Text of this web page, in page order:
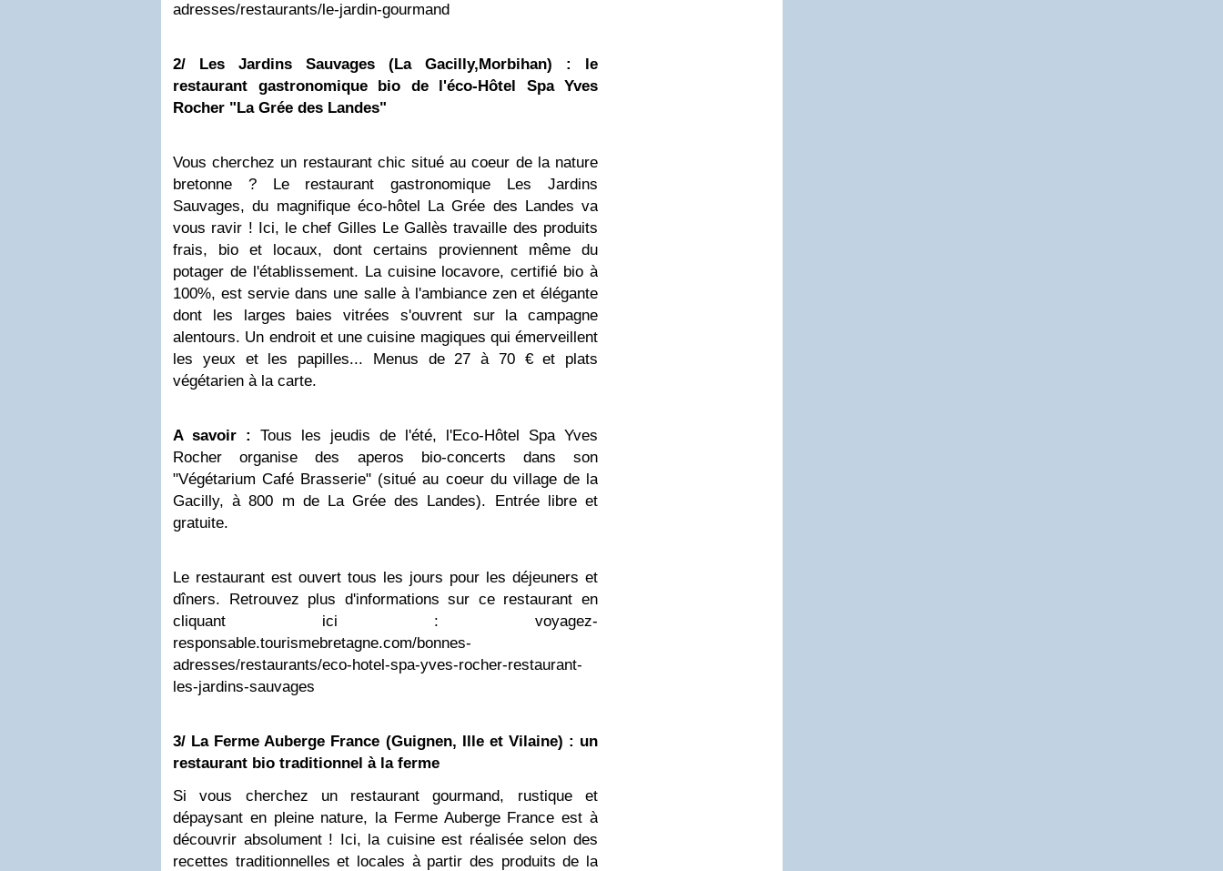
adresses/restaurants/le-jardin-gourmand
2/ Les Jardins Sauvages (La Gacilly,Morbihan) : le
restaurant gastronomique bio de l'éco-Hôtel Spa Yves
Rocher "La Grée des Landes"
Vous cherchez un restaurant chic situé au coeur de la nature
bretonne ? Le restaurant gastronomique Les Jardins
Sauvages, du magnifique éco-hôtel La Grée des Landes va
vous ravir ! Ici, le chef Gilles Le Gallès travaille des produits
frais, bio et locaux, dont certains proviennent même du
potager de l'établissement. La cuisine locavore, certifié bio à
100%, est servie dans une salle à l'ambiance zen et élégante
dont les larges baies vitrées s'ouvrent sur la campagne
alentours. Un endroit et une cuisine magiques qui émerveillent
les yeux et les papilles... Menus de 27 à 70 € et plats
végétarien à la carte.
A savoir :
Tous les jeudis de l'été, l'Eco-Hôtel Spa Yves
Rocher organise des aperos bio-concerts dans son
"Végétarium Café Brasserie" (situé au coeur du village de la
Gacilly, à 800 m de La Grée des Landes). Entrée libre et
gratuite.
Le restaurant est ouvert tous les jours pour les déjeuners et
dîners. Retrouvez plus d'informations sur ce restaurant en
cliquant ici : voyagez-
responsable.tourismebretagne.com/bonnes-
adresses/restaurants/eco-hotel-spa-yves-rocher-restaurant-
les-jardins-sauvages
3/ La Ferme Auberge France (Guignen, Ille et Vilaine) : un
restaurant bio traditionnel à la ferme
Si vous cherchez un restaurant gourmand, rustique et
dépaysant en pleine nature, la Ferme Auberge France est à
découvrir absolument ! Ici, la cuisine est réalisée selon des
recettes traditionnelles et locales à partir des produits de la